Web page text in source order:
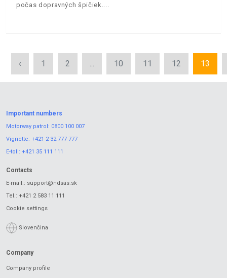
počas dopravných špičiek.
‹ 1 2 ... 10 11 12 13
Important numbers
Motorway patrol: 0800 100 007
Vignette: +421 2 32 777 777
E-toll: +421 35 111 111
Contacts
E-mail.: support@ndsas.sk
Tel.: +421 2 583 11 111
Cookie settings
Slovenčina
Company
Company profile